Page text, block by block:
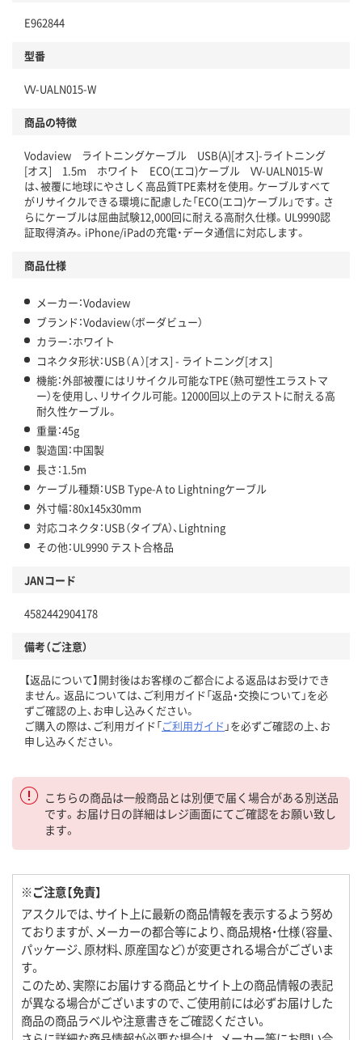
E962844
型番
VV-UALN015-W
商品の特徴
Vodaview ライトニングケーブル USB(A)[オス]-ライトニング
[オス] 1.5m ホワイト ECO(エコ)ケーブル VV-UALN015-W
は、被覆に地球にやさしく高品質TPE素材を使用。ケーブルすべて
がリサイクルできる環境に配慮した「ECO(エコ)ケーブル」です。さ
らにケーブルは屈曲試験12,000回に耐える高耐久仕様。UL9990認
証取得済み。iPhone/iPadの充電・データ通信に対応します。
商品仕様
メーカー：Vodaview
ブランド：Vodaview（ボーダビュー）
カラー：ホワイト
コネクタ形状：USB（Ａ）[オス] - ライトニング[オス]
機能：外部被覆にはリサイクル可能なTPE（熱可塑性エラストマ
ー）を使用し、リサイクル可能。12000回以上のテストに耐える高
耐久性ケーブル。
重量：45g
製造国：中国製
長さ：1.5m
ケーブル種類：USB Type-A to Lightningケーブル
外寸幅：80x145x30mm
対応コネクタ：USB（タイプA）、Lightning
その他：UL9990 テスト合格品
JANコード
4582442904178
備考（ご注意）
【返品について】開封後はお客様のご都合による返品はお受けでき
ません。返品については、ご利用ガイド「返品・交換について」を必
ずご確認の上、お申し込みください。
ご購入の際は、ご利用ガイド「ご利用ガイド 」を必ずご確認の上、お
申し込みください。
こちらの商品は一般商品とは別便で届く場合がある別送品
です。お届け日の詳細はレジ画面にてご確認をお願い致し
ます。
※ご注意【免責】
アスクルでは、サイト上に最新の商品情報を表示するよう努め
ておりますが、メーカーの都合等により、商品規格・仕様（容量、
パッケージ、原材料、原産国など）が変更される場合がございま
す。
このため、実際にお届けする商品とサイト上の商品情報の表記
が異なる場合がございますので、ご使用前には必ずお届けした
商品の商品ラベルや注意書きをご確認ください。